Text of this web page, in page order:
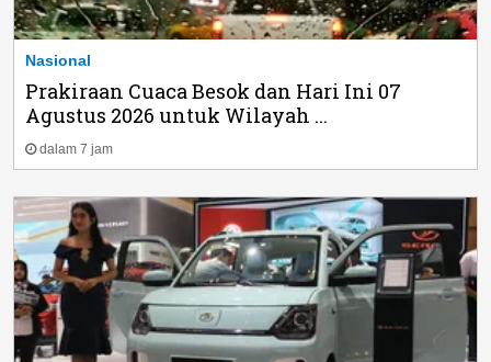
Nasional
Prakiraan Cuaca Besok dan Hari Ini 07
Agustus 2026 untuk Wilayah ...
dalam 7 jam